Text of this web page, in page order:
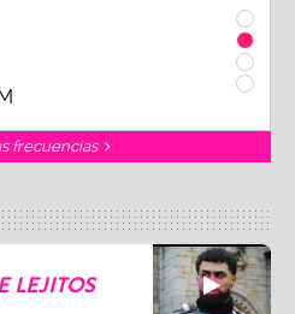
102.3
frecuencias
LEJITOS